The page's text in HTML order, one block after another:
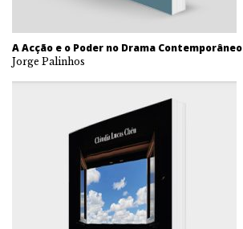
A Acção e o Poder no Drama Contemporâneo
Jorge Palinhos